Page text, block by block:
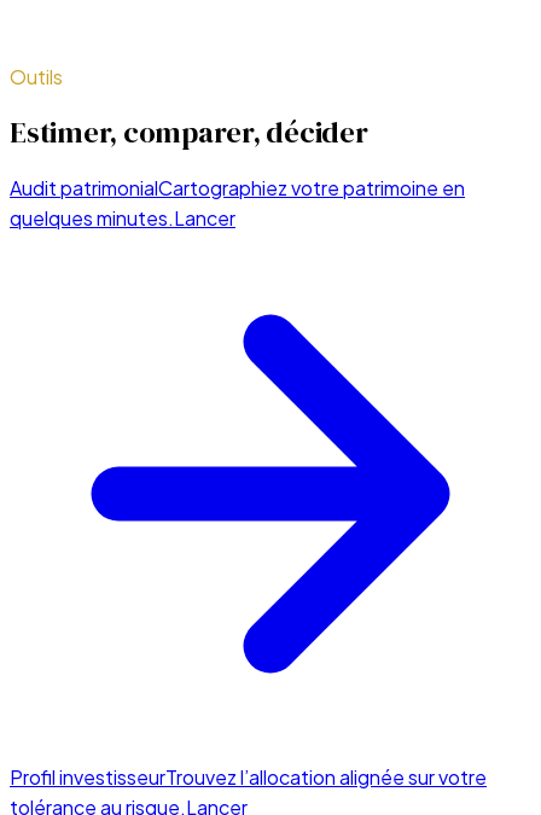
Outils
Estimer, comparer, décider
Audit patrimonialCartographiez votre patrimoine en
quelques minutes.Lancer
Profil investisseurTrouvez l’allocation alignée sur votre
tolérance au risque.Lancer